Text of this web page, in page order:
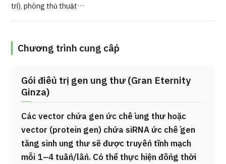
trí), phòng thủ thuật…
Chương trình cung cấp
Gói điều trị gen ung thư (Gran Eternity
Ginza)
Các vector chứa gen ức chế ung thư hoặc
vector (protein gen) chứa siRNA ức chế gen
tăng sinh ung thư sẽ được truyền tĩnh mạch
mỗi 1–4 tuần/lần. Có thể thực hiện đồng thời